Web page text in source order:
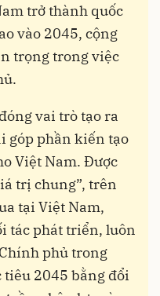
trở thành quốc
vào 2045, cộng
trọng trong việc
vai trò tạo ra
góp phần kiến tạo
Việt Nam. Được
trị chung”, trên
tại Việt Nam,
tác phát triển, luôn
phủ trong
2045 bằng đổi